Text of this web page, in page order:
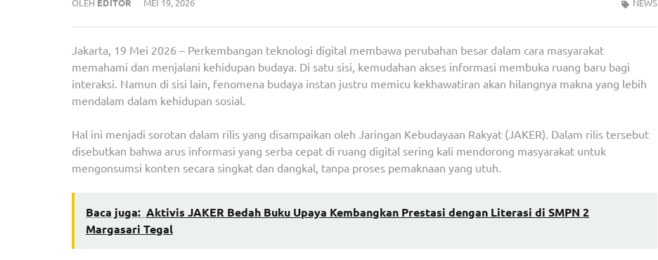
Jakarta, 19 Mei 2026 – Perkembangan teknologi digital membawa perubahan besar dalam cara masyarakat
memahami dan menjalani kehidupan budaya. Di satu sisi, kemudahan akses informasi membuka ruang baru bagi
interaksi. Namun di sisi lain, fenomena budaya instan justru memicu kekhawatiran akan hilangnya makna yang lebih
mendalam dalam kehidupan sosial.
Hal ini menjadi sorotan dalam rilis yang disampaikan oleh Jaringan Kebudayaan Rakyat (JAKER). Dalam rilis tersebut
disebutkan bahwa arus informasi yang serba cepat di ruang digital sering kali mendorong masyarakat untuk
mengonsumsi konten secara singkat dan dangkal, tanpa proses pemaknaan yang utuh.
Baca juga: Aktivis JAKER Bedah Buku Upaya Kembangkan Prestasi dengan Literasi di SMPN 2
Margasari Tegal